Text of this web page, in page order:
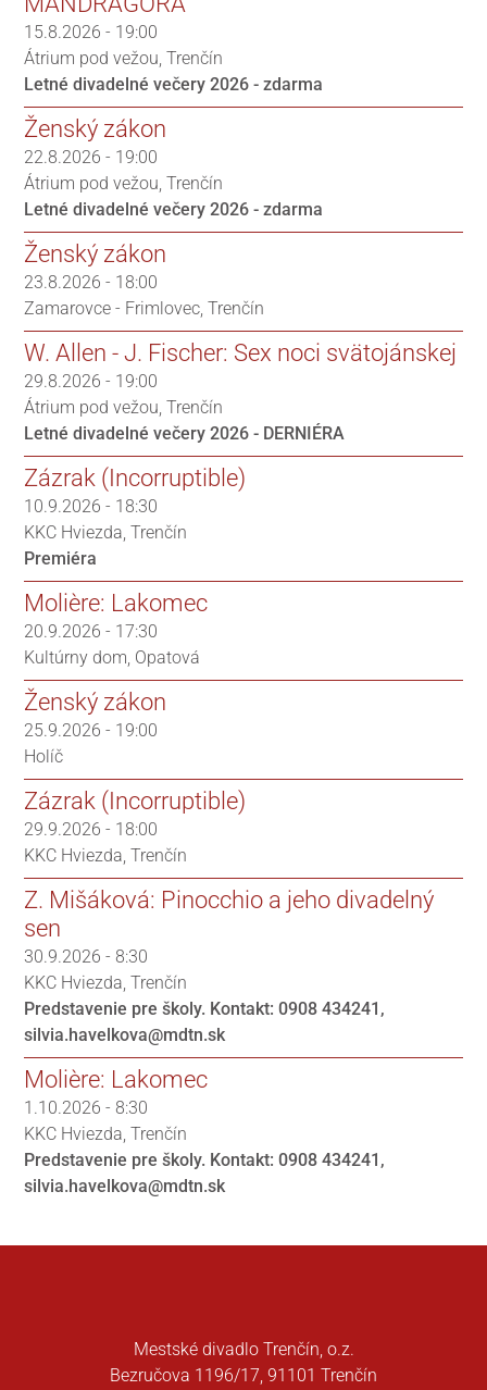
15.8.2026 - 19:00
Átrium pod vežou Trenčín
Letné divadelné večery 2026 - zdarma
Ženský zákon
22.8.2026 - 19:00
Átrium pod vežou Trenčín
Letné divadelné večery 2026 - zdarma
Ženský zákon
23.8.2026 - 18:00
Zamarovce - Frimlovec Trenčín
W. Allen - J. Fischer: Sex noci svätojánskej
29.8.2026 - 19:00
Átrium pod vežou Trenčín
Letné divadelné večery 2026 - DERNIÉRA
Zázrak (Incorruptible)
10.9.2026 - 18:30
KKC Hviezda Trenčín
Premiéra
Molière: Lakomec
20.9.2026 - 17:30
Kultúrny dom Opatová
Ženský zákon
25.9.2026 - 19:00
Holíč
Zázrak (Incorruptible)
29.9.2026 - 18:00
KKC Hviezda Trenčín
Z. Mišáková: Pinocchio a jeho divadelný
sen
30.9.2026 - 8:30
KKC Hviezda Trenčín
Predstavenie pre školy. Kontakt: 0908 434241,
silvia.havelkova@mdtn.sk
Molière: Lakomec
1.10.2026 - 8:30
KKC Hviezda Trenčín
Predstavenie pre školy. Kontakt: 0908 434241,
silvia.havelkova@mdtn.sk
Mestské divadlo Trenčín, o.z.
Bezručova 1196/17, 91101 Trenčín